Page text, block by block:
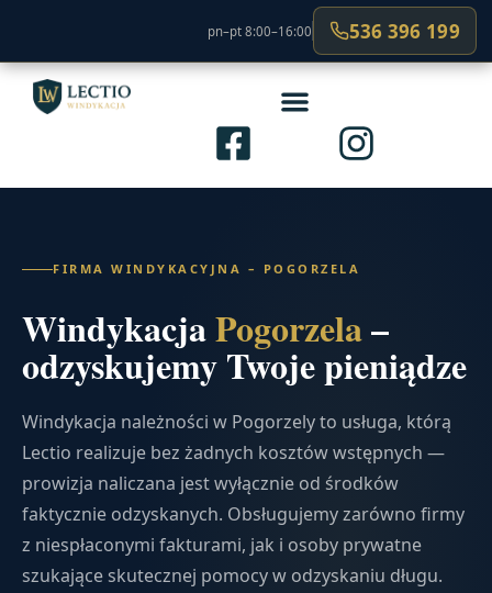
pn–pt 8:00–16:00 536 396 199
FIRMA WINDYKACYJNA – POGORZELA
WindykacjaPogorzela–
odzyskujemy Twoje pieniądze
Windykacja należności w Pogorzely to usługa, którą
Lectio realizuje bez żadnych kosztów wstępnych —
prowizja naliczana jest wyłącznie od środków
faktycznie odzyskanych. Obsługujemy zarówno firmy
z niespłaconymi fakturami, jak i osoby prywatne
szukające skutecznej pomocy w odzyskaniu długu.